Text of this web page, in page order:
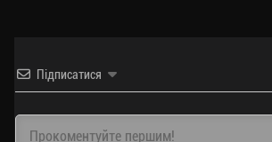
Підписатися